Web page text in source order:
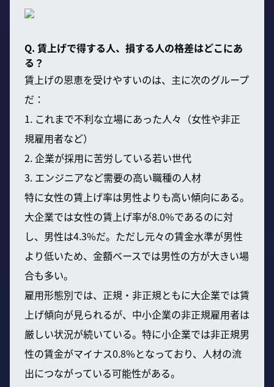
Q. 賃上げで得する人、損する人の格差はどこにあ
る？
賃上げの恩恵を受けやすいのは、主に次のグループ
だ：
1. これまで不利な立場にあった人々（女性や非正
規雇用者など）
2. 企業が採用に苦労している若い世代
3. エンジニアなど需要の高い職種の人材
特に女性の賃上げ率は男性よりも高い傾向にある。
大企業では女性の賃上げ率が8.0%であるのに対
し、男性は4.3%だ。ただし元々の賃金水準が男性
より低いため、金額ベースでは男性の方が大きい場
合も多い。
雇用形態別では、正規・非正規ともに大企業では賃
上げ傾向が見られるが、中小企業の非正規雇用者は
厳しい状況が続いている。特に小企業では非正規男
性の賃金がマイナス0.8%となっており、人材の流
出につながっている可能性がある。